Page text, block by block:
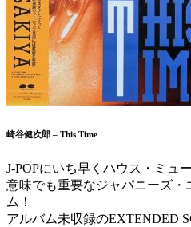
崎谷健次郎 – This Time
J-POPにいち早くハウス・ミュ
意味でも重要なジャパニーズ・
ム！
アルバム未収録のEXTENDED